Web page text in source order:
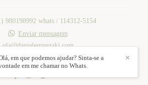
980198992 whats / 114312-5154
Enviar mensagem
ola@danieleumezaki.com
Mogi das Cruzes / SP
✕
em que podemos ajudar? Sinta-se a
em me chamar no Whats.